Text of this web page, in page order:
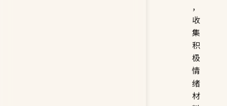
，
收
集
积
极
情
绪
材